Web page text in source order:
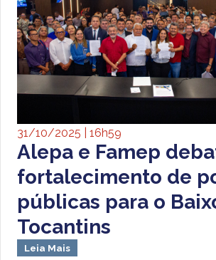
31/10/2025 | 16h59
Alepa e Famep
fortalecimento de
públicas para o
Tocantins
Leia Mais